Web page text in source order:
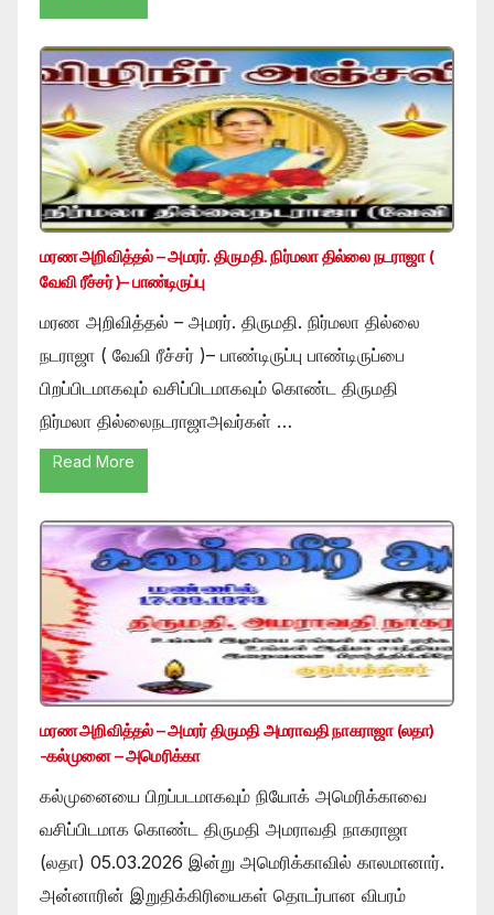
மரண அறிவித்தல் – அமரர். திருமதி. நிர்மலா தில்லை நடராஜா (
வேவி ரீச்சர் )– பாண்டிருப்பு
மரண அறிவித்தல் – அமரர். திருமதி. நிர்மலா தில்லை
நடராஜா ( வேவி ரீச்சர் )– பாண்டிருப்பு பாண்டிருப்பை
பிறப்பிடமாகவும் வசிப்பிடமாகவும் கொண்ட திருமதி
நிர்மலா தில்லைநடராஜாஅவர்கள் …
Read More
மரண அறிவித்தல் – அமரர் திருமதி அமராவதி நாகராஜா (லதா)
-கல்முனை – அமெரிக்கா
கல்முனையை பிறப்படமாகவும் நியோக் அமெரிக்காவை
வசிப்பிடமாக கொண்ட திருமதி அமராவதி நாகராஜா
(லதா) 05.03.2026 இன்று அமெரிக்காவில் காலமானார்.
அன்னாரின் இறுதிக்கிரியைகள் தொடர்பான விபரம்